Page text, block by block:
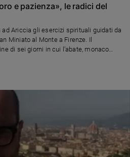
e pazienza», le radici del
Ariccia gli esercizi spirituali guidati da
Miniato al Monte a Firenze. Il
di sei giorni in cui l’abate, monaco
poesia e storia